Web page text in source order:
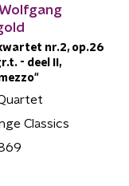
Wolfgang
nr.2, op.26
- deel II,
Classics